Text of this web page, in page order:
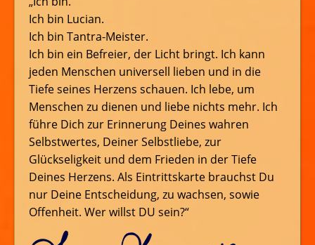
Ich bin Lucian.
Ich bin Tantra-Meister.
Ich bin ein Befreier, der Licht bringt. Ich kann
jeden Menschen universell lieben und in die
Tiefe seines Herzens schauen. Ich lebe, um
Menschen zu dienen und liebe nichts mehr. Ich
führe Dich zur Erinnerung Deines wahren
Selbstwertes, Deiner Selbstliebe, zur
Glückseligkeit und dem Frieden in der Tiefe
Deines Herzens. Als Eintrittskarte brauchst Du
nur Deine Entscheidung, zu wachsen, sowie
Offenheit. Wer willst DU sein?“